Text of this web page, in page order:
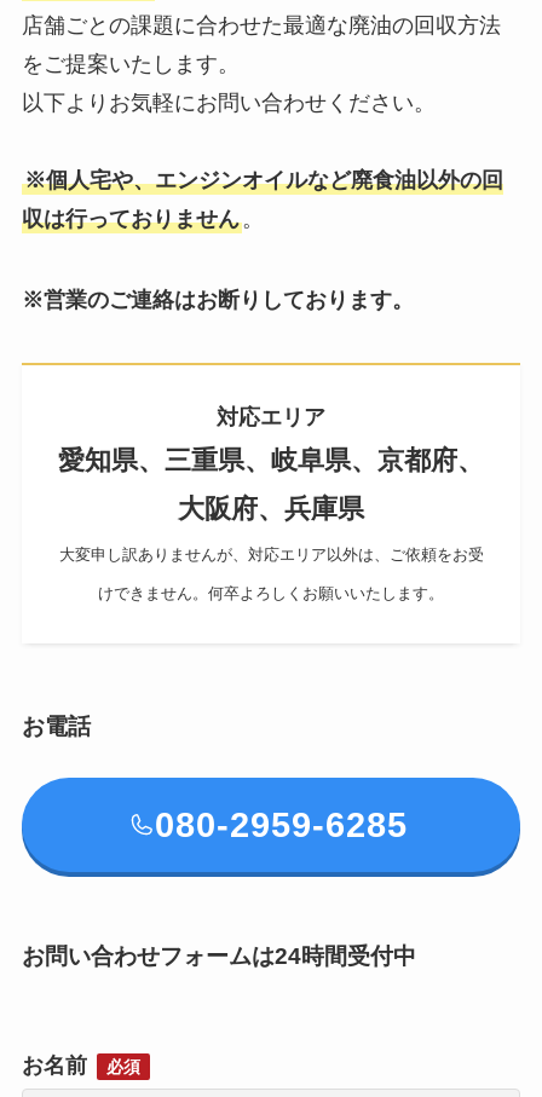
店舗ごとの課題に合わせた最適な廃油の回収方法
をご提案いたします。
以下よりお気軽にお問い合わせください。
※個人宅や、エンジンオイルなど廃食油以外の回
収は行っておりません。
※営業のご連絡はお断りしております。
対応エリア
愛知県、三重県、岐阜県、京都府、
大阪府、兵庫県
大変申し訳ありませんが、対応エリア以外は、ご依頼をお受
けできません。何卒よろしくお願いいたします。
お電話
080-2959-6285
お問い合わせフォームは24時間受付中
お名前 必須